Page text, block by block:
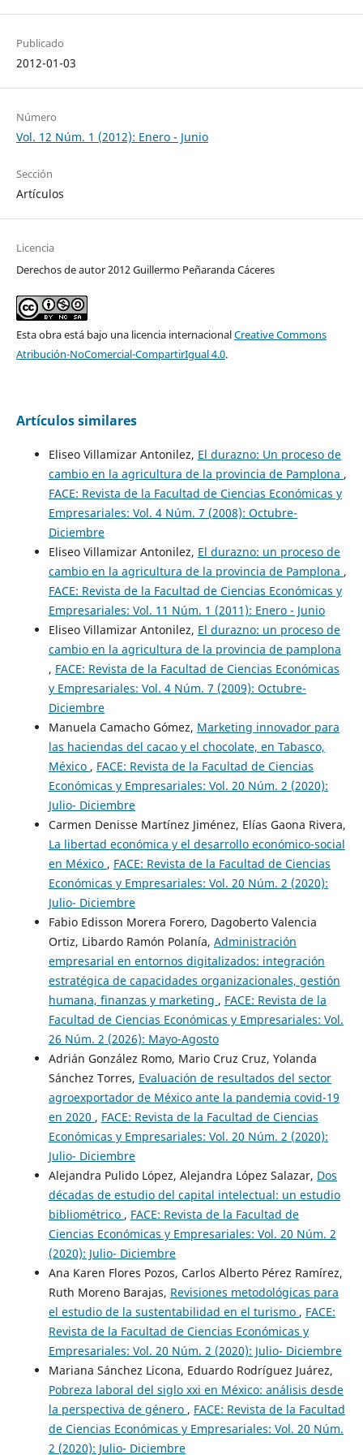
Publicado
2012-01-03
Número
Vol. 12 Núm. 1 (2012): Enero - Junio
Sección
Artículos
Licencia
Derechos de autor 2012 Guillermo Peñaranda Cáceres
Esta obra está bajo una licencia internacionalCreative Commons
Atribución-NoComercial-CompartirIgual 4.0.
Artículos similares
Eliseo Villamizar Antonilez, El durazno: Un proceso de
cambio en la agricultura de la provincia de Pamplona ,
FACE: Revista de la Facultad de Ciencias Económicas y
Empresariales: Vol. 4 Núm. 7 (2008): Octubre-
Diciembre
Eliseo Villamizar Antonilez, El durazno: un proceso de
cambio en la agricultura de la provincia de Pamplona ,
FACE: Revista de la Facultad de Ciencias Económicas y
Empresariales: Vol. 11 Núm. 1 (2011): Enero - Junio
Eliseo Villamizar Antonilez, El durazno: un proceso de
cambio en la agricultura de la provincia de pamplona
, FACE: Revista de la Facultad de Ciencias Económicas
y Empresariales: Vol. 4 Núm. 7 (2009): Octubre-
Diciembre
Manuela Camacho Gómez, Marketing innovador para
las haciendas del cacao y el chocolate, en Tabasco,
México , FACE: Revista de la Facultad de Ciencias
Económicas y Empresariales: Vol. 20 Núm. 2 (2020):
Julio- Diciembre
Carmen Denisse Martínez Jiménez, Elías Gaona Rivera,
La libertad económica y el desarrollo económico-social
en México , FACE: Revista de la Facultad de Ciencias
Económicas y Empresariales: Vol. 20 Núm. 2 (2020):
Julio- Diciembre
Fabio Edisson Morera Forero, Dagoberto Valencia
Ortiz, Libardo Ramón Polanía, Administración
empresarial en entornos digitalizados: integración
estratégica de capacidades organizacionales, gestión
humana, finanzas y marketing , FACE: Revista de la
Facultad de Ciencias Económicas y Empresariales: Vol.
26 Núm. 2 (2026): Mayo-Agosto
Adrián González Romo, Mario Cruz Cruz, Yolanda
Sánchez Torres, Evaluación de resultados del sector
agroexportador de México ante la pandemia covid-19
en 2020 , FACE: Revista de la Facultad de Ciencias
Económicas y Empresariales: Vol. 20 Núm. 2 (2020):
Julio- Diciembre
Alejandra Pulido López, Alejandra López Salazar, Dos
décadas de estudio del capital intelectual: un estudio
bibliométrico , FACE: Revista de la Facultad de
Ciencias Económicas y Empresariales: Vol. 20 Núm. 2
(2020): Julio- Diciembre
Ana Karen Flores Pozos, Carlos Alberto Pérez Ramírez,
Ruth Moreno Barajas, Revisiones metodológicas para
el estudio de la sustentabilidad en el turismo , FACE:
Revista de la Facultad de Ciencias Económicas y
Empresariales: Vol. 20 Núm. 2 (2020): Julio- Diciembre
Mariana Sánchez Licona, Eduardo Rodríguez Juárez,
Pobreza laboral del siglo xxi en México: análisis desde
la perspectiva de género , FACE: Revista de la Facultad
de Ciencias Económicas y Empresariales: Vol. 20 Núm.
2 (2020): Julio- Diciembre